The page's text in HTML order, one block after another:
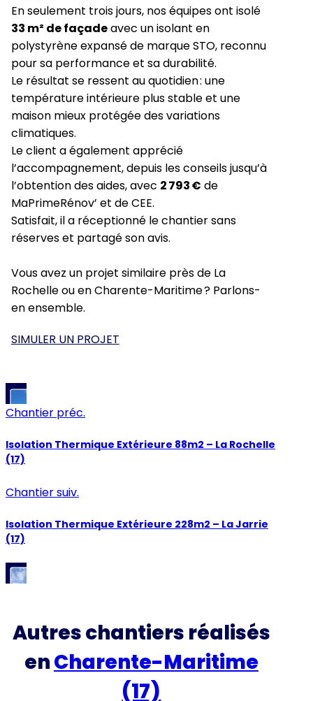
En seulement trois jours, nos équipes ont isolé
33 m² de façadeavec un isolant en
polystyrène expansé de marque STO, reconnu
pour sa performance et sa durabilité.
Le résultat se ressent au quotidien : une
température intérieure plus stable et une
maison mieux protégée des variations
climatiques.
Le client a également apprécié
l’accompagnement, depuis les conseils jusqu’à
l’obtention des aides, avec 2 793 € de
MaPrimeRénov’ et de CEE.
Satisfait, il a réceptionné le chantier sans
réserves et partagé son avis.
Vous avez un projet similaire près de La
Rochelle ou en Charente-Maritime ? Parlons-
en ensemble.
SIMULER UN PROJET
Chantier préc.
Isolation Thermique Extérieure 88m2 – La Rochelle
(17)
Chantier suiv.
Isolation Thermique Extérieure 228m2 – La Jarrie
(17)
Autres chantiers réalisés
enCharente-Maritime
(17)